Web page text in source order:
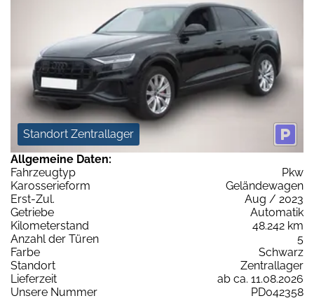
Standort Zentrallager
Allgemeine Daten:
Fahrzeugtyp
Pkw
Karosserieform
Geländewagen
Erst-Zul.
Aug / 2023
Getriebe
Automatik
Kilometerstand
48.242 km
Anzahl der Türen
5
Farbe
Schwarz
Standort
Zentrallager
Lieferzeit
ab ca. 11.08.2026
Unsere Nummer
PD042358